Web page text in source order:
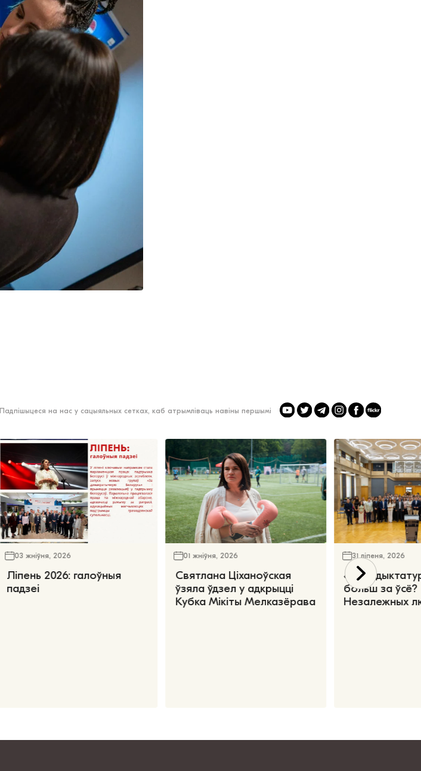
Падпішыцеся на нас у сацыяльных сетках, каб атрымліваць навіны першымі
03 жніўня, 2026
Ліпень 2026: галоўныя
падзеі
01 жніўня, 2026
Святлана Ціханоўская
ўзяла ўдзел у адкрыцці
Кубка Мікіты Мелказёрава
31 ліпеня, 2026
«Чаго
больш за ўсё?
Незалежных